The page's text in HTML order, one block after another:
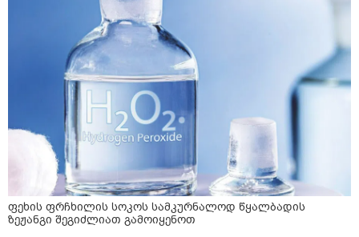
ფეხის ფრჩხილის სოკოს სამკურნალოდ წყალბადის
ზეჟანგი შეგიძლიათ გამოიყენოთ